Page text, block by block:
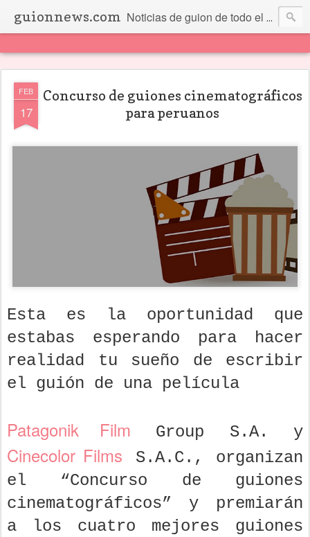
guionnews.com Noticias de guion de todo el mundo... Y más.
FEB
17
Concurso de guiones cinematográficos
para peruanos
Esta es la oportunidad que
estabas esperando para hacer
realidad tu sueño de escribir
el guión de una película
Patagonik Film Group S.A. y
Cinecolor Films S.A.C., organizan
el “Concurso de guiones
cinematográficos” y premiarán
a los cuatro mejores guiones